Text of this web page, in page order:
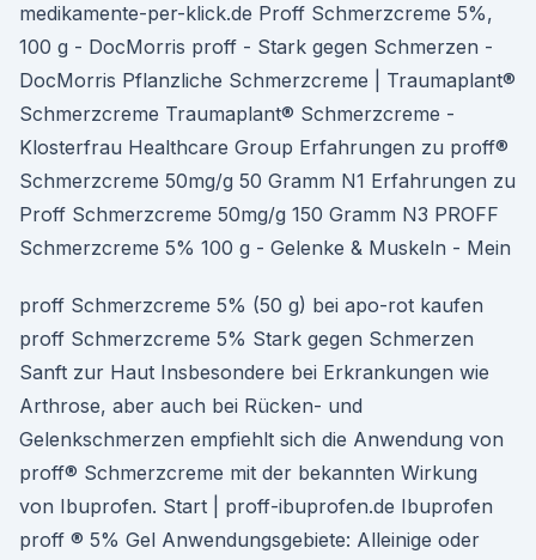
medikamente-per-klick.de Proff Schmerzcreme 5%,
100 g - DocMorris proff - Stark gegen Schmerzen -
DocMorris Pflanzliche Schmerzcreme | Traumaplant®
Schmerzcreme Traumaplant® Schmerzcreme -
Klosterfrau Healthcare Group Erfahrungen zu proff®
Schmerzcreme 50mg/g 50 Gramm N1 Erfahrungen zu
Proff Schmerzcreme 50mg/g 150 Gramm N3 PROFF
Schmerzcreme 5% 100 g - Gelenke & Muskeln - Mein
proff Schmerzcreme 5% (50 g) bei apo-rot kaufen
proff Schmerzcreme 5% Stark gegen Schmerzen
Sanft zur Haut Insbesondere bei Erkrankungen wie
Arthrose, aber auch bei Rücken- und
Gelenkschmerzen empfiehlt sich die Anwendung von
proff® Schmerzcreme mit der bekannten Wirkung
von Ibuprofen. Start | proff-ibuprofen.de Ibuprofen
proff ® 5% Gel Anwendungsgebiete: Alleinige oder